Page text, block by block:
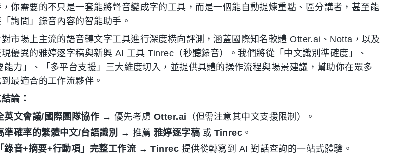
你需要的不只是一套能將聲音變成字的工具，而是一個能自動提煉重點、區分講者，甚至能
詢問」錄音內容的智能助手。
市場上主流的語音轉文字工具進行深度橫向評測，涵蓋國際知名軟體 Otter.ai、Notta，以及
優異的雅婷逐字稿與新興 AI 工具 Tinrec（秒聽錄音）。我們將從「中文識別準確度」、
能力」、「多平台支援」三大維度切入，並提供具體的操作流程與場景建議，幫助你在眾多
最適合的工作流夥伴。
論：
英文會議/國際團隊協作 → 優先考慮 Otter.ai （但需注意其中文支援限制）。
準確率的繁體中文/台語識別
→ 推薦 雅婷逐字稿 或 Tinrec 。
錄音+摘要+行動項」完整工作流 →Tinrec 提供從轉寫到 AI 對話查詢的一站式體驗。